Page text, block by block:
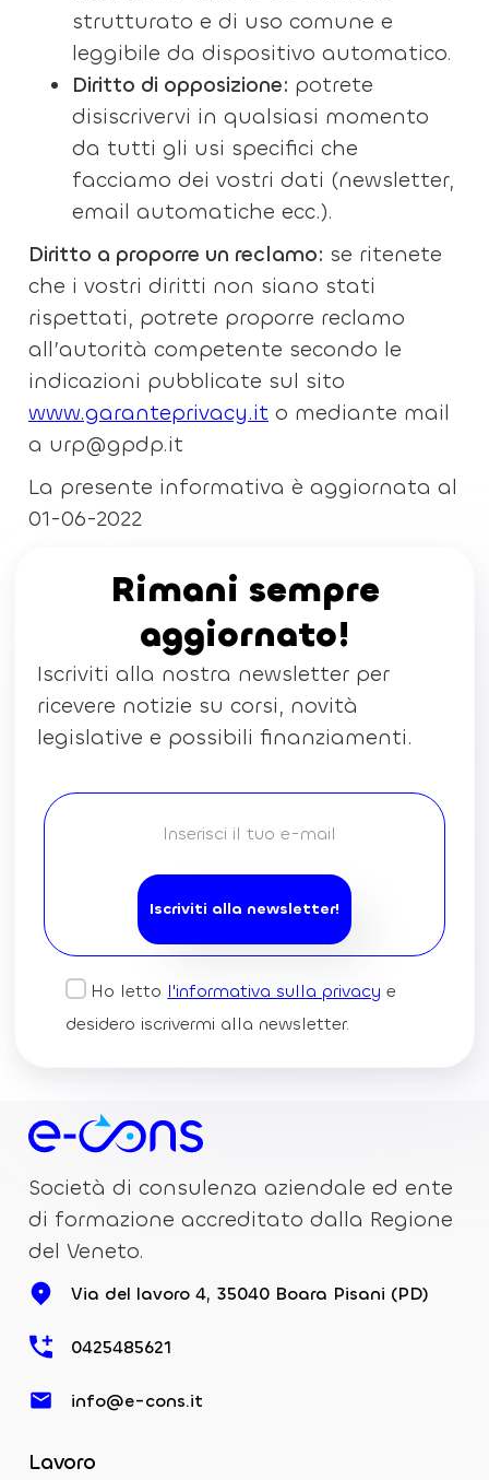
strutturato e di uso comune e
leggibile da dispositivo automatico.
Diritto di opposizione: potrete
disiscrivervi in qualsiasi momento
da tutti gli usi specifici che
facciamo dei vostri dati (newsletter,
email automatiche ecc.).
Diritto a proporre un reclamo: se ritenete
che i vostri diritti non siano stati
rispettati, potrete proporre reclamo
all’autorità competente secondo le
indicazioni pubblicate sul sito
www.garanteprivacy.it o mediante mail
a urp@gpdp.it
La presente informativa è aggiornata al
01-06-2022
Rimani sempre
aggiornato!
Iscriviti alla nostra newsletter per
ricevere notizie su corsi, novità
legislative e possibili finanziamenti.
Ho letto l'informativa sulla privacy e
desidero iscrivermi alla newsletter.
Società di consulenza aziendale ed ente
di formazione accreditato dalla Regione
del Veneto.
Via del lavoro 4, 35040 Boara Pisani (PD)
0425485621
info@e-cons.it
Lavoro